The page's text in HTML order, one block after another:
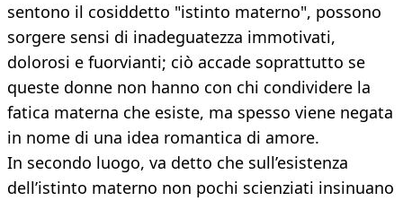
sentono il cosiddetto "istinto materno", possono
sorgere sensi di inadeguatezza immotivati,
dolorosi e fuorvianti; ciò accade soprattutto se
queste donne non hanno con chi condividere la
fatica materna che esiste, ma spesso viene negata
in nome di una idea romantica di amore.
In secondo luogo, va detto che sull’esistenza
dell’istinto materno non pochi scienziati insinuano